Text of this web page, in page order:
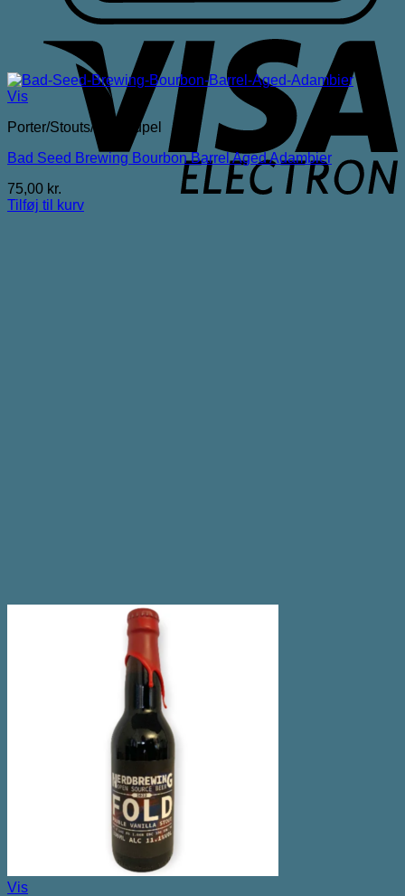
Vis
Porter/Stouts/Quadrupel
Bad Seed Brewing Bourbon Barrel Aged Adambier
75,00 kr.
Tilføj til kurv
Vis